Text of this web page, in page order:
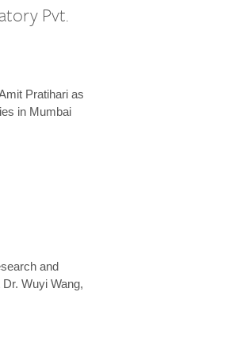
Pvt.
Pratihari as
in Mumbai
and
Wuyi Wang,